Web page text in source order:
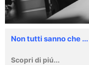
Non tutti sanno che ...
Scopri di piú...